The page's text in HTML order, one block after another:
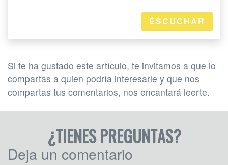
ESCUCHAR
Si te ha gustado este artículo, te invitamos a que lo
compartas a quien podría interesarle y que nos
compartas tus comentarios, nos encantará leerte.
¿TIENES PREGUNTAS?
Deja un comentario